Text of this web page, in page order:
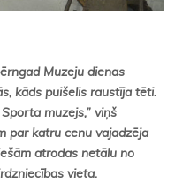
Muzeju dienas
kāds puišelis raustīja tēti.
muzejs,” viņš
par katru cenu vajadzēja
atrodas netālu no
vieta.